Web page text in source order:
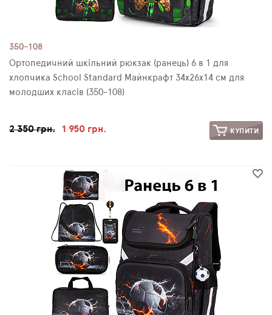
350-108
Ортопедичний шкільний рюкзак (ранець) 6 в 1 для
хлопчика School Standard Майнкрафт 34х26х14 см для
молодших класів (350-108)
2 350 грн. 1 950 грн. КУПИТИ